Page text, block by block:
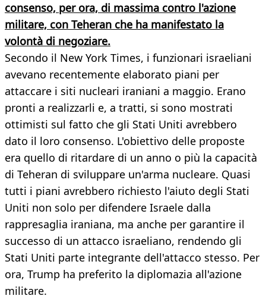
consenso, per ora, di massima contro l'azione
militare, con Teheran che ha manifestato la
volontà di negoziare.
Secondo il New York Times, i funzionari israeliani
avevano recentemente elaborato piani per
attaccare i siti nucleari iraniani a maggio. Erano
pronti a realizzarli e, a tratti, si sono mostrati
ottimisti sul fatto che gli Stati Uniti avrebbero
dato il loro consenso. L'obiettivo delle proposte
era quello di ritardare di un anno o più la capacità
di Teheran di sviluppare un'arma nucleare. Quasi
tutti i piani avrebbero richiesto l'aiuto degli Stati
Uniti non solo per difendere Israele dalla
rappresaglia iraniana, ma anche per garantire il
successo di un attacco israeliano, rendendo gli
Stati Uniti parte integrante dell'attacco stesso. Per
ora, Trump ha preferito la diplomazia all'azione
militare.